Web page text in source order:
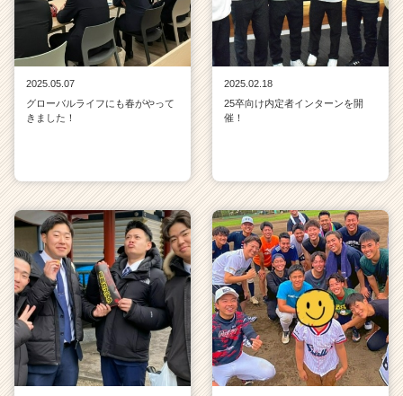
2025.05.07
グローバルライフにも春がやって
きました！
2025.02.18
25卒向け内定者インターンを開
催！